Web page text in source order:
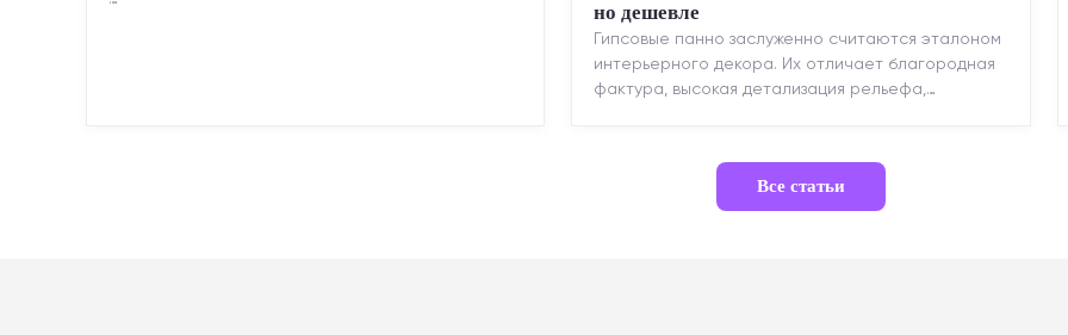
но дешевле
Гипсовые панно заслуженно считаются эталоном
интерьерного декора. Их отличает благородная
фактура, высокая детализация рельефа,
Все статьи